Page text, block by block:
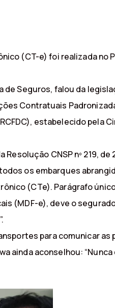
(CT-e) foi realizada no
Seguros, falou da
Contratuais
estabelecido pela
CNSP nº 219,
os embarques
(CTe). Parágrafo
(MDF-e), deve o
para comunicar
ainda aconselhou: